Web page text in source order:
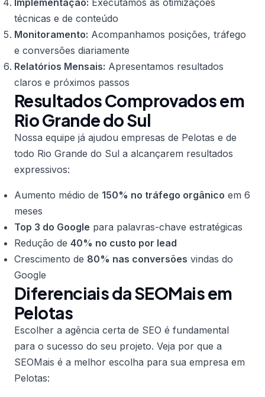
Implementação: Executamos as otimizações
técnicas e de conteúdo
Monitoramento: Acompanhamos posições, tráfego
e conversões diariamente
Relatórios Mensais: Apresentamos resultados
claros e próximos passos
Resultados Comprovados em
Rio Grande do Sul
Nossa equipe já ajudou empresas de Pelotas e de
todo Rio Grande do Sul a alcançarem resultados
expressivos:
Aumento médio de 150% no tráfego orgânico em 6
meses
Top 3 do Google para palavras-chave estratégicas
Redução de 40% no custo por lead
Crescimento de 80% nas conversões vindas do
Google
Diferenciais da SEOMais em
Pelotas
Escolher a agência certa de SEO é fundamental
para o sucesso do seu projeto. Veja por que a
SEOMais é a melhor escolha para sua empresa em
Pelotas: